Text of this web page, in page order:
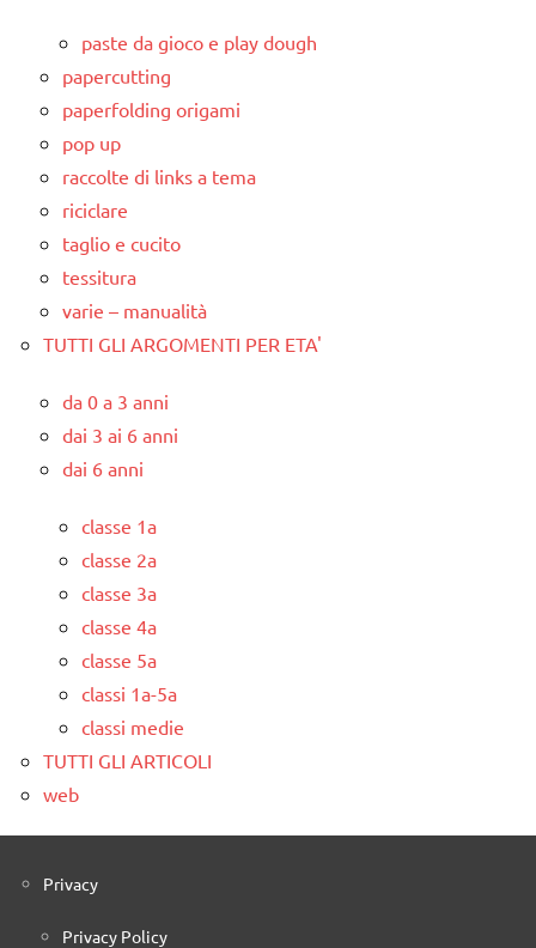
paste da gioco e play dough
papercutting
paperfolding origami
pop up
raccolte di links a tema
riciclare
taglio e cucito
tessitura
varie – manualità
TUTTI GLI ARGOMENTI PER ETA'
da 0 a 3 anni
dai 3 ai 6 anni
dai 6 anni
classe 1a
classe 2a
classe 3a
classe 4a
classe 5a
classi 1a-5a
classi medie
TUTTI GLI ARTICOLI
web
Privacy
Privacy Policy